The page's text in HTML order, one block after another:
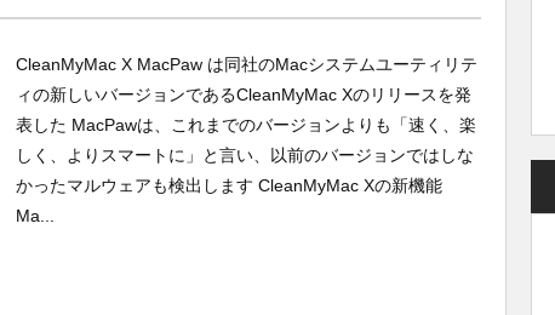
CleanMyMac X MacPaw は同社のMacシステムユーティリテ
ィの新しいバージョンであるCleanMyMac Xのリリースを発
表した MacPawは、これまでのバージョンよりも「速く、楽
しく、よりスマートに」と言い、以前のバージョンではしな
かったマルウェアも検出します CleanMyMac Xの新機能
Ma...